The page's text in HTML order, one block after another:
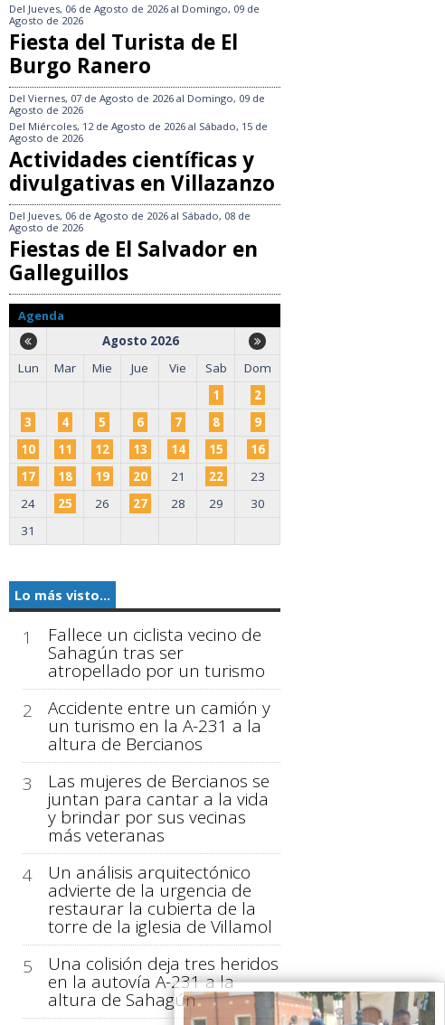
Del Jueves, 06 de Agosto de 2026 al Domingo, 09 de
Agosto de 2026
Fiesta del Turista de El
Burgo Ranero
Del Viernes, 07 de Agosto de 2026 al Domingo, 09 de
Agosto de 2026
Del Miércoles, 12 de Agosto de 2026 al Sábado, 15 de
Agosto de 2026
Actividades científicas y
divulgativas en Villazanzo
Del Jueves, 06 de Agosto de 2026 al Sábado, 08 de
Agosto de 2026
Fiestas de El Salvador en
Galleguillos
Agenda
Agosto 2026
Lun
Mar Mie Jue Vie Sab
Dom
1
2
3
4 5 6 7 8
9
10
11 12 13 14 15
16
17
18 19 20 21 22
23
24
25 26 27 28 29
30
31
Lo más visto...
1 Fallece un ciclista vecino de
Sahagún tras ser
atropellado por un turismo
2
Accidente entre un camión y
un turismo en la A-231 a la
altura de Bercianos
3
Las mujeres de Bercianos se
juntan para cantar a la vida
y brindar por sus vecinas
más veteranas
4
Un análisis arquitectónico
advierte de la urgencia de
restaurar la cubierta de la
torre de la iglesia de Villamol
5
Una colisión deja tres heridos
en la autovía A-231 a la
altura de Sahagún